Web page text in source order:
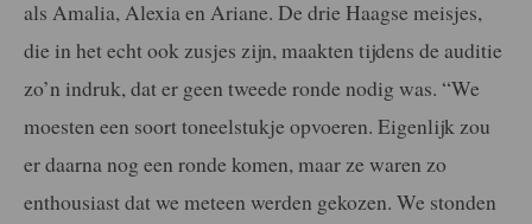
als Amalia, Alexia en Ariane. De drie Haagse meisjes,
die in het echt ook zusjes zijn, maakten tijdens de auditie
zo’n indruk, dat er geen tweede ronde nodig was. “We
moesten een soort toneelstukje opvoeren. Eigenlijk zou
er daarna nog een ronde komen, maar ze waren zo
enthousiast dat we meteen werden gekozen. We stonden